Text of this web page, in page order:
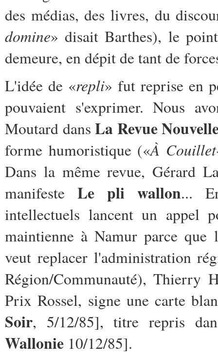
des médias, des livres, du
domine» disait Barthes), le
demeure, en dépit de tant de
L'idée de «repli» fut reprise en
pouvaient s'exprimer. Nous
Moutard dansLa Revue
forme humoristique («À
Dans la même revue, Gérard
manifeste Le pli wallon...
intellectuels lancent un appel
maintienne à Namur parce que
veut replacer l'administration
Région/Communauté),
Prix Rossel, signe une carte
Soir, 5/12/85], titre repris
Wallonie 10/12/85].